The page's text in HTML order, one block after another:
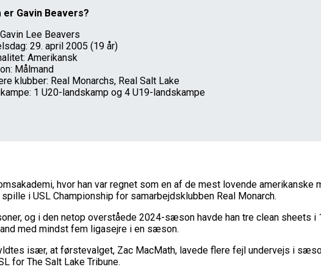
er Gavin Beavers?
Lee Beavers
29. april 2005 (19 år)
Amerikansk
Målmand
klubber: Real Monarchs, Real Salt Lake
1 U20-landskamp og 4 U19-landskampe
hvor han var regnet som en af de mest lovende
i USL Championship for samarbejdsklubben Real Monarch.
og i den netop overståede 2024-sæson havde han tre clean sheets i
med mindst fem ligasejre i en sæson.
især, at førstevalget, Zac MacMath, lavede flere fejl undervejs i
for The Salt Lake Tribune.